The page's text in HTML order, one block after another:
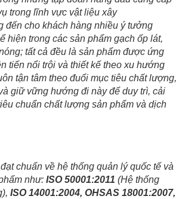
trong lĩnh vực vật liệu xây
đến cho khách hàng nhiều ý tưởng
hiện trong các sản phẩm gạch ốp lát,
tất cả đều là sản phẩm được ứng
tiến nổi trội và thiết kế theo xu hướng
tận tâm theo đuổi mục tiêu chất lượng,
giữ vững hướng đi này để duy trì, cải
chuẩn chất lượng sản phẩm và dịch
chuẩn về hệ thống quản lý quốc tế và
như: ISO 50001:2011 (Hệ thống
ISO 14001:2004, OHSAS 18001:2007,